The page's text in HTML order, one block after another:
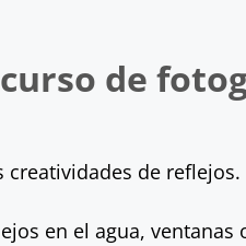
de
de reflejos.
en el agua, ventanas